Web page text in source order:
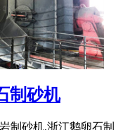
制砂机
制砂机,浙江鹅卵石制